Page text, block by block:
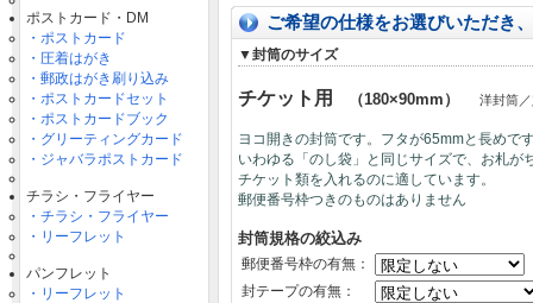
ポストカード・DM
・ポストカード
・圧着はがき
・郵政はがき刷り込み
・ポストカードセット
・ポストカードブック
・グリーティングカード
・ジャバラポストカード
チラシ・フライヤー
・チラシ・フライヤー
・リーフレット
パンフレット
・リーフレット
ご希望の仕様をお選びいただき
▼封筒のサイズ
チケット用 （180×90mm） 洋封筒
ヨコ開きの封筒です。フタが65mmと長めで
いわゆる「のし袋」と同じサイズで、お札が
チケット類を入れるのに適しています。
郵便番号枠つきのものはありません
封筒規格の絞込み
郵便番号枠の有無：
封テープの有無：